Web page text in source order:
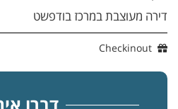
דירה מעוצבת במרכז בודפשט
Checkinout